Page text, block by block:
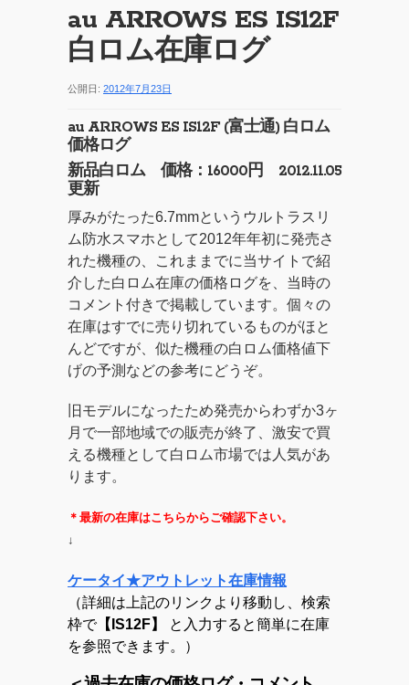
au ARROWS ES IS12F
白ロム在庫ログ
公開日: 2012年7月23日
au ARROWS ES IS12F (富士通) 白ロム
価格ログ
新品白ロム 価格：16000円 2012.11.05
更新
厚みがたった6.7mmというウルトラスリ
ム防水スマホとして2012年年初に発売さ
れた機種の、これままでに当サイトで紹
介した白ロム在庫の価格ログを、当時の
コメント付きで掲載しています。個々の
在庫はすでに売り切れているものがほと
んどですが、似た機種の白ロム価格値下
げの予測などの参考にどうぞ。
旧モデルになったため発売からわずか3ヶ
月で一部地域での販売が終了、激安で買
える機種として白ロム市場では人気があ
ります。
＊最新の在庫はこちらからご確認下さい。
↓
ケータイ★アウトレット在庫情報
（詳細は上記のリンクより移動し、検索
枠で【IS12F】
と入力すると簡単に在庫
を参照できます。）